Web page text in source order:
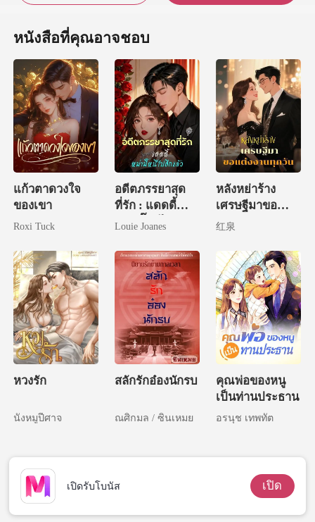
หนังสือที่คุณอาจชอบ
แก้วตาดวงใจ
ของเขา
Roxi Tuck
อดีตภรรยาสุด
ที่รัก : แดดดี้
หม่ามี๊หนีไปอีก
Louie Joanes
หลังหย่าร้าง
เศรษฐีมาขอ
แต่งงานทุกวัน
红泉
หวงรัก
นังหมูปีศาจ
สลักรักอ๋องนักรบ
ณศิกมล / ซินเหมย
คุณพ่อของหนู
เป็นท่านประธาน
อรนุช เทพทัต
เปิดรับโบนัส เปิด